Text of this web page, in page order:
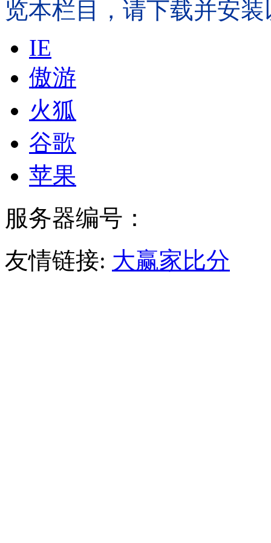
览本栏目，请下载并安
IE
傲游
火狐
谷歌
苹果
服务器编号：
友情链接: 大赢家比分